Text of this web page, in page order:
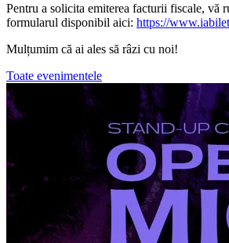
Pentru a solicita emiterea facturii fiscale, vă
formularul disponibil aici: https://
Mulțumim că ai ales să râzi cu noi!
Toate evenimentele